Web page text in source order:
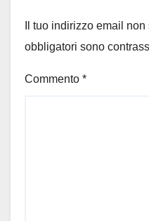
Il tuo indirizzo email
obbligatori sono
Commento *